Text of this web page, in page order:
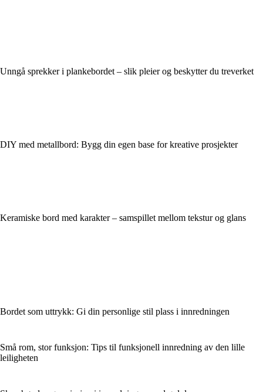
Unngå sprekker i plankebordet – slik pleier og beskytter du treverket
DIY med metallbord: Bygg din egen base for kreative prosjekter
Keramiske bord med karakter – samspillet mellom tekstur og glans
Bordet som uttrykk: Gi din personlige stil plass i innredningen
Små rom, stor funksjon: Tips til funksjonell innredning av den lille
leiligheten